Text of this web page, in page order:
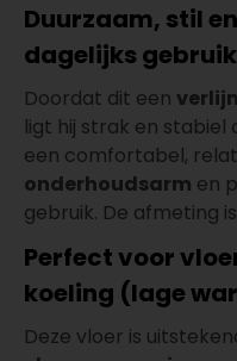
Duurzaam, stil
dagelijks gebruik
Doordat dit een
ligt hij strak en stabiel
een comfortabel,
onderhoudsarm en
gebruik. De afmeting is
Perfect voor
koeling (lage
Deze vloer is